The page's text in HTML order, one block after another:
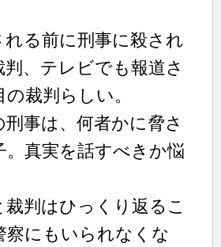
れる前に刑事に殺され
、テレビでも報道さ
裁判らしい。
事は、何者かに脅さ
。真実を話すべきか悩
判はひっくり返るこ
察にもいられなくな